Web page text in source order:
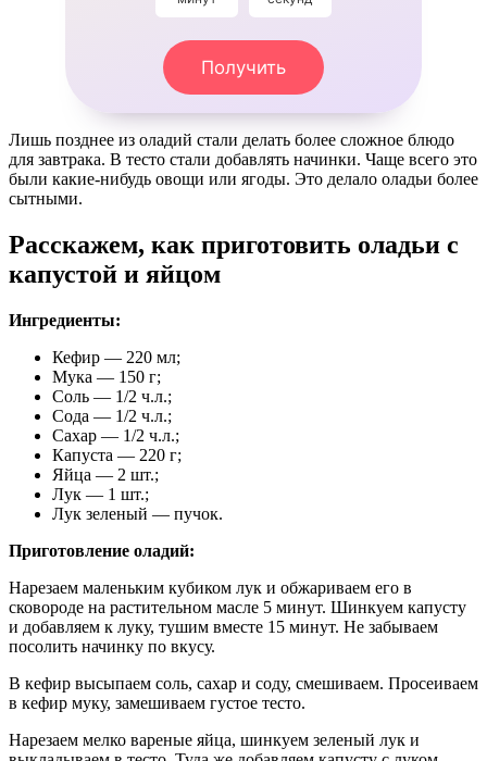
Получить
Лишь позднее из оладий стали делать более сложное блюдо
для завтрака. В тесто стали добавлять начинки. Чаще всего это
были какие-нибудь овощи или ягоды. Это делало оладьи более
сытными.
Расскажем, как приготовить оладьи с
капустой и яйцом
Ингредиенты:
Кефир — 220 мл;
Мука — 150 г;
Соль — 1/2 ч.л.;
Сода — 1/2 ч.л.;
Сахар — 1/2 ч.л.;
Капуста — 220 г;
Яйца — 2 шт.;
Лук — 1 шт.;
Лук зеленый — пучок.
Приготовление оладий:
Нарезаем маленьким кубиком лук и обжариваем его в
сковороде на растительном масле 5 минут. Шинкуем капусту
и добавляем к луку, тушим вместе 15 минут. Не забываем
посолить начинку по вкусу.
В кефир высыпаем соль, сахар и соду, смешиваем. Просеиваем
в кефир муку, замешиваем густое тесто.
Нарезаем мелко вареные яйца, шинкуем зеленый лук и